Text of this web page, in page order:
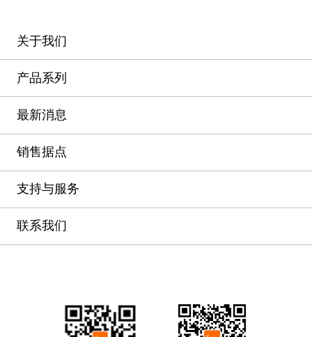
关于我们
产品系列
最新消息
销售据点
支持与服务
联系我们